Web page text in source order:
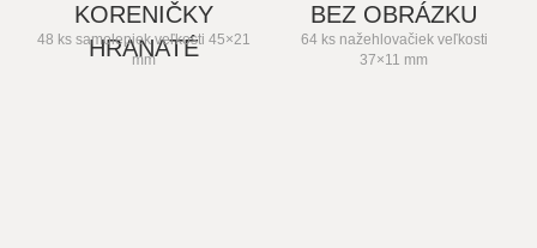
KORENIČKY
HRANATÉ
48 ks samolepiek veľkosti 45×21
mm
BEZ OBRÁZKU
64 ks nažehlovačiek veľkosti
37×11 mm